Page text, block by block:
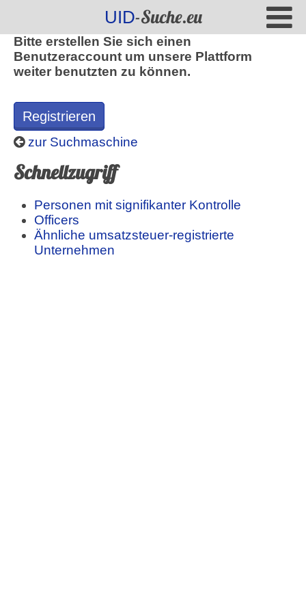
UID-Suche.eu
Bitte erstellen Sie sich einen
Benutzeraccount um unsere Plattform
weiter benutzten zu können.
Registrieren
zur Suchmaschine
Schnellzugriff
Personen mit signifikanter Kontrolle
Officers
Ähnliche umsatzsteuer-registrierte
Unternehmen